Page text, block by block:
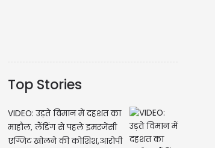
Top Stories
VIDEO: उड़ते विमान में दहशत का
माहौल, लैंडिंग से पहले इमरजेंसी
एग्जिट खोलने की कोशिश,आरोपी